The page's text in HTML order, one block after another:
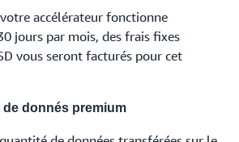
accélérateur fonctionne
jours par mois, des frais fixes
vous seront facturés pour cet
de donnés premium